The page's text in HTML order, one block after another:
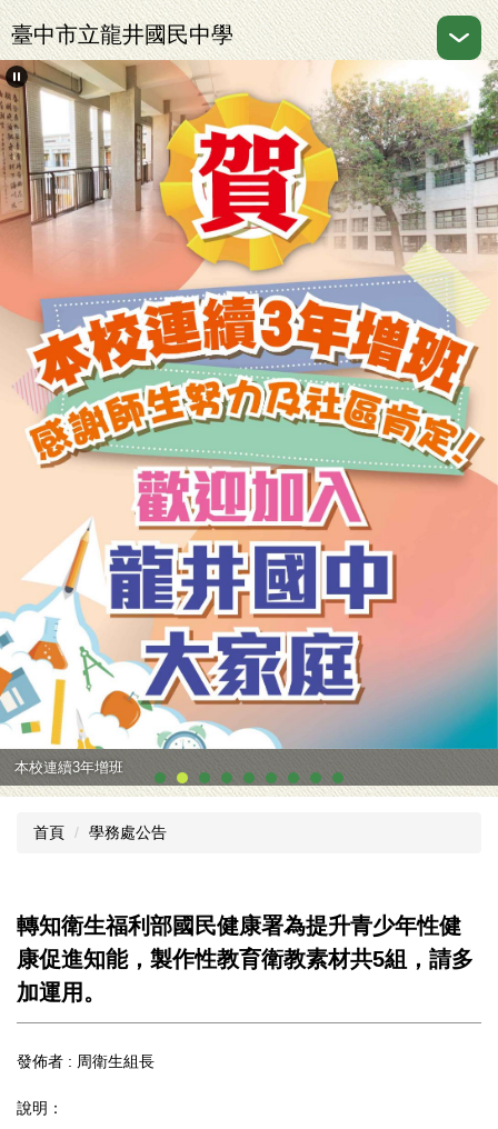
跳
到
主
要
內
容
區
臺中市立龍井國民中學
本校連續3年增班
首頁 學務處公告
轉知衛生福利部國民健康署為提升青少年性健
康促進知能，製作性教育衛教素材共5組，請多
加運用。
發佈者 : 周衛生組長
說明：